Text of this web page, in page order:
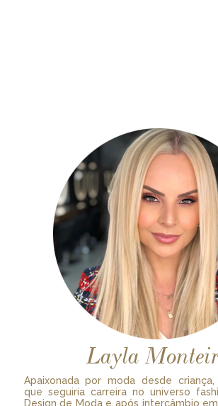
Layla
Apaixonada por moda desde
que seguiria carreira no universo
Design de Moda e após intercâmbio